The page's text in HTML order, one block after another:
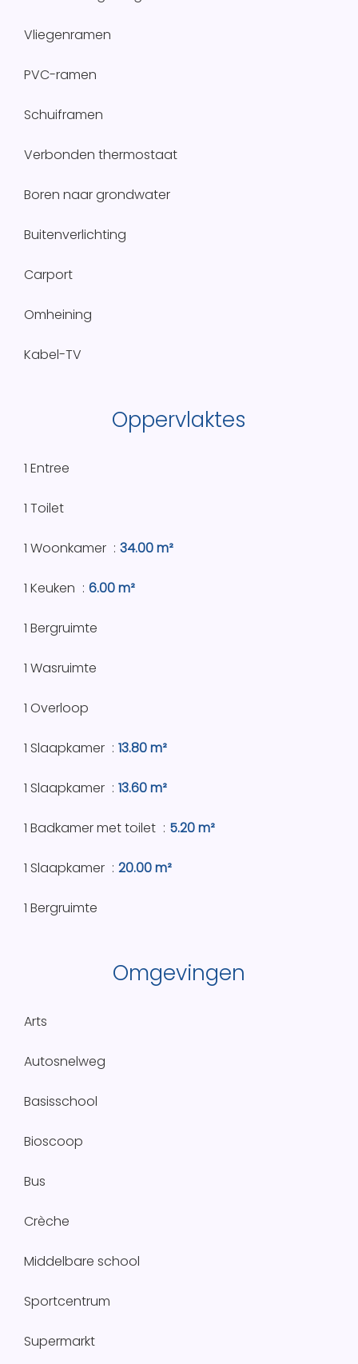
Vliegenramen
PVC-ramen
Schuiframen
Verbonden thermostaat
Boren naar grondwater
Buitenverlichting
Carport
Omheining
Kabel-TV
Oppervlaktes
1 Entree
1 Toilet
1 Woonkamer 34.00 m²
1 Keuken 6.00 m²
1 Bergruimte
1 Wasruimte
1 Overloop
1 Slaapkamer 13.80 m²
1 Slaapkamer 13.60 m²
1 Badkamer met toilet 5.20 m²
1 Slaapkamer 20.00 m²
1 Bergruimte
Omgevingen
Arts
Autosnelweg
Basisschool
Bioscoop
Bus
Crèche
Middelbare school
Sportcentrum
Supermarkt